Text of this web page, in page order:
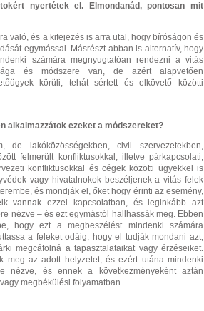
nyertétek el. Elmondanád, pontosan mit
való, és a kifejezés is arra utal, hogy bíróságon és
egymással. Másrészt abban is alternatív, hogy
számára megnyugtatóan rendezni a vitás
és módszere van, de azért alapvetően
körüli, tehát sértett és elkövető közötti
alkalmazzátok ezeket a módszereket?
de lakóközösségekben, civil szervezetekben,
felmerült konfliktusokkal, illetve párkapcsolati,
konfliktusokkal és cégek közötti ügyekkel is
vagy hivatalnokok beszéljenek a vitás felek
és mondják el, őket hogy érinti az esemény,
vannak ezzel kapcsolatban, és leginkább azt
nézve – és ezt egymástól hallhassák meg. Ebben
hogy ezt a megbeszélést mindenki számára
a feleket odáig, hogy el tudják mondani azt,
megcáfolná a tapasztalataikat vagy érzéseiket.
meg az adott helyzetet, és ezért utána mindenki
és ennek a következményeként aztán
megbékülési folyamatban.